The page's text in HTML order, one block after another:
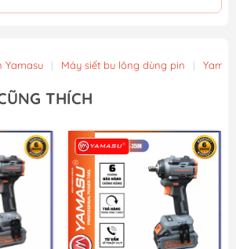
Trượt Amaxtools HEX-75CT
Trượt Amaxtools HEX-65CT
Yamasu | Máy siết bu lông dùng pin |
THÍCH